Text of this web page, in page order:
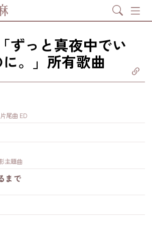
Search
ずっと真夜中でい
に。」所有歌曲
尾曲 ED
主題曲
まで